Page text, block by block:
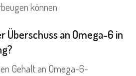
können
Überschuss an Omega-6 in
Gehalt an Omega-6-